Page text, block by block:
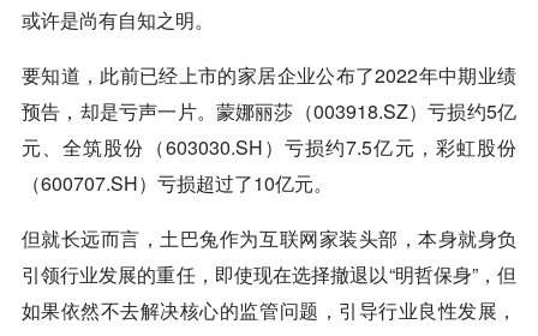
或许是尚有自知之明。
要知道，此前已经上市的家居企业公布了2022年中期业绩
预告，却是亏声一片。蒙娜丽莎（003918.SZ）亏损约5亿
元、全筑股份（603030.SH）亏损约7.5亿元，彩虹股份
（600707.SH）亏损超过了10亿元。
但就长远而言，土巴兔作为互联网家装头部，本身就身负
引领行业发展的重任，即使现在选择撤退以“明哲保身”，但
如果依然不去解决核心的监管问题，引导行业良性发展，